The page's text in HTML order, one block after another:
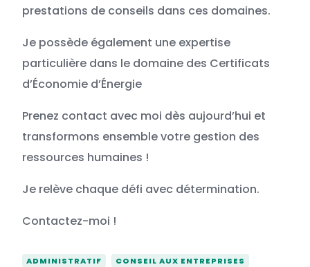
prestations de conseils dans ces domaines.
Je possède également une expertise
particulière dans le domaine des Certificats
d’Économie d’Énergie
Prenez contact avec moi dès aujourd’hui et
transformons ensemble votre gestion des
ressources humaines !
Je relève chaque défi avec détermination.
Contactez-moi !
ADMINISTRATIF
CONSEIL AUX ENTREPRISES